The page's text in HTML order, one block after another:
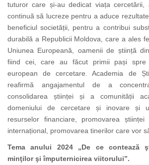
tuturor care și-au dedicat viața cercetării,
continuă să lucreze pentru a aduce
beneficiul societății, pentru a contribui
durabilă a Republicii Moldova, care a ales
Uniunea Europeană, oamenii de știință
fiind cei, care au făcut primii pași spre
european de cercetare. Academia de
reafirmă angajamentul de a
consolidarea științei și a comunității
domeniului de cercetare și inovare și
resurselor financiare, promovarea
internațional, promovarea tinerilor care vor
Tema anului 2024 „De ce contează
minţilor şi împuternicirea viitorului”.